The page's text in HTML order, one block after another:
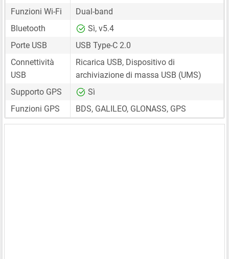
Funzioni Wi-Fi
Dual-band
Bluetooth
Sì, v5.4
Porte USB
USB Type-C 2.0
Connettività
USB
Ricarica USB, Dispositivo di
archiviazione di massa USB (UMS)
Supporto GPS
Sì
Funzioni GPS
BDS, GALILEO, GLONASS, GPS